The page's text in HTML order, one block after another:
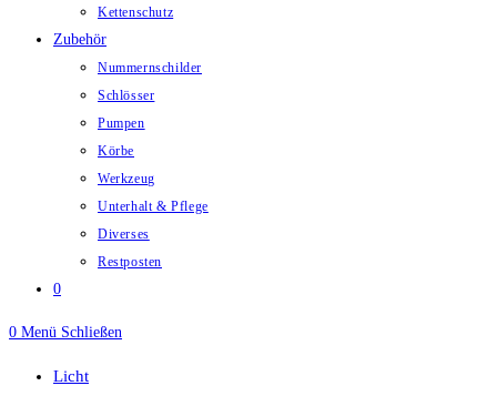
Kettenschutz
Zubehör
Nummernschilder
Schlösser
Pumpen
Körbe
Werkzeug
Unterhalt & Pflege
Diverses
Restposten
0
0 Menü Schließen
Licht